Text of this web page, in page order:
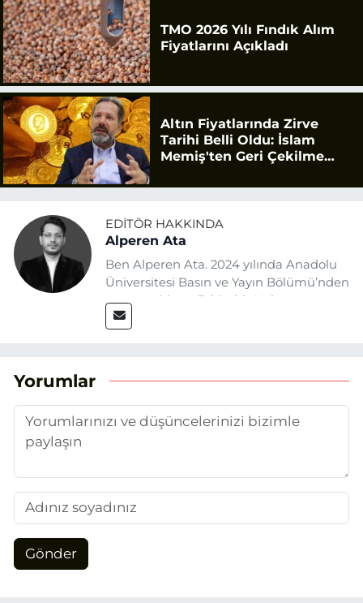
TMO 2026 Yılı Fındık Alım
Fiyatlarını Açıkladı
Altın Fiyatlarında Zirve
Tarihi Belli Oldu: İslam
Memiş'ten Geri Çekilme
EDITÖR HAKKINDA
Alperen Ata
Ben Alperen Ata. 2024 yılında Anadolu
Üniversitesi Basın ve Yayın Bölümü’nden
mezun oldum. Eskişehir Haber
Ajansı’nda (EHA) muhabir ve editör
Yorumlar
Gönder